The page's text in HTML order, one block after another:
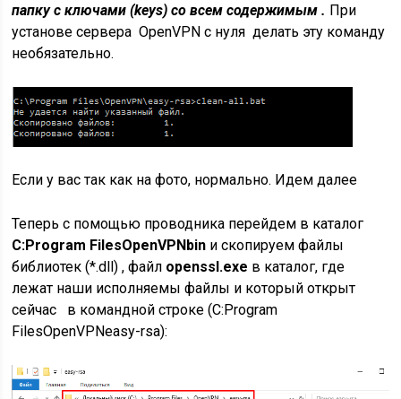
папку с ключами (keys) со всем содержимым . При
установе сервера OpenVPN с нуля делать эту команду
необязательно.
Если у вас так как на фото, нормально. Идем далее
Теперь с помощью проводника перейдем в каталог
C:Program FilesOpenVPNbin и скопируем файлы
библиотек (*.dll) , файл openssl.exe в каталог, где
лежат наши исполняемы файлы и который открыт
сейчас в командной строке (C:Program
FilesOpenVPNeasy-rsa):